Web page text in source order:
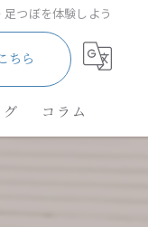
つぼを体験しよう
ちら
グ コラム